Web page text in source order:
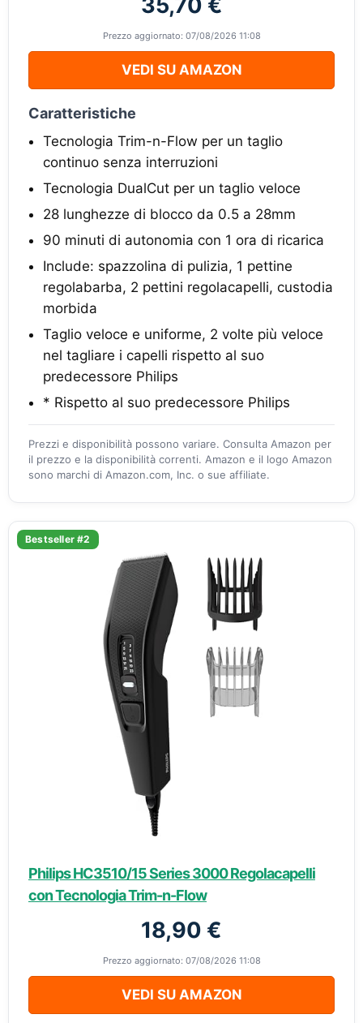
Prezzo aggiornato: 07/08/2026 11:08
VEDI SU AMAZON
Caratteristiche
Tecnologia Trim-n-Flow per un taglio
continuo senza interruzioni
Tecnologia DualCut per un taglio veloce
28 lunghezze di blocco da 0.5 a 28mm
90 minuti di autonomia con 1 ora di ricarica
Include: spazzolina di pulizia, 1 pettine
regolabarba, 2 pettini regolacapelli, custodia
morbida
Taglio veloce e uniforme, 2 volte più veloce
nel tagliare i capelli rispetto al suo
predecessore Philips
* Rispetto al suo predecessore Philips
Prezzi e disponibilità possono variare. Consulta Amazon per
il prezzo e la disponibilità correnti. Amazon e il logo Amazon
sono marchi di Amazon.com, Inc. o sue affiliate.
Bestseller #2
Philips HC3510/15 Series 3000 Regolacapelli
con Tecnologia Trim-n-Flow
18,90 €
Prezzo aggiornato: 07/08/2026 11:08
VEDI SU AMAZON